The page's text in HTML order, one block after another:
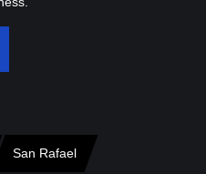
San Rafael